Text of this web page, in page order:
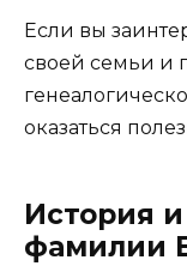
Если вы
своей семьи и
оказаться
История
фамилии